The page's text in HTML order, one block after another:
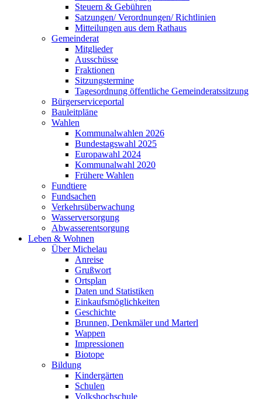
Steuern & Gebühren
Satzungen/ Verordnungen/ Richtlinien
Mitteilungen aus dem Rathaus
Gemeinderat
Mitglieder
Ausschüsse
Fraktionen
Sitzungstermine
Tagesordnung öffentliche Gemeinderatssitzung
Bürgerserviceportal
Bauleitpläne
Wahlen
Kommunalwahlen 2026
Bundestagswahl 2025
Europawahl 2024
Kommunalwahl 2020
Frühere Wahlen
Fundtiere
Fundsachen
Verkehrsüberwachung
Wasserversorgung
Abwasserentsorgung
Leben & Wohnen
Über Michelau
Anreise
Grußwort
Ortsplan
Daten und Statistiken
Einkaufsmöglichkeiten
Geschichte
Brunnen, Denkmäler und Marterl
Wappen
Impressionen
Biotope
Bildung
Kindergärten
Schulen
Volkshochschule